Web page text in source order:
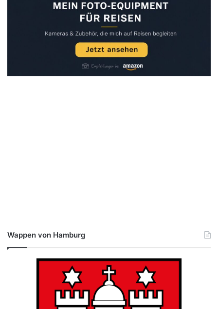
Wappen von Hamburg